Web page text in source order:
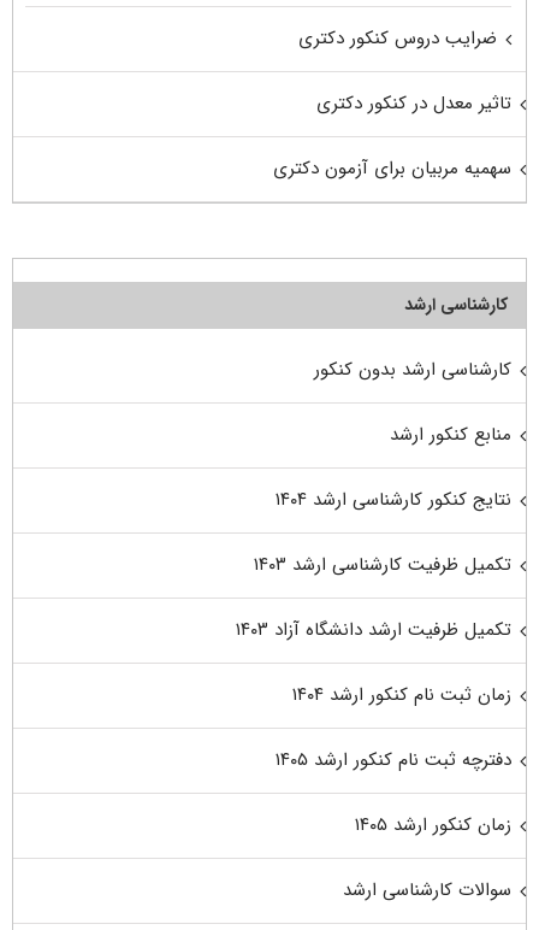
ضرایب دروس کنکور دکتری
تاثیر معدل در کنکور دکتری
سهمیه مربیان برای آزمون دکتری
کارشناسی ارشد
کارشناسی ارشد بدون کنکور
منابع کنکور ارشد
نتایج کنکور کارشناسی ارشد ۱۴۰۴
تکمیل ظرفیت کارشناسی ارشد ۱۴۰۳
تکمیل ظرفیت ارشد دانشگاه آزاد ۱۴۰۳
زمان ثبت نام کنکور ارشد ۱۴۰۴
دفترچه ثبت نام کنکور ارشد ۱۴۰۵
زمان کنکور ارشد ۱۴۰۵
سوالات کارشناسی ارشد